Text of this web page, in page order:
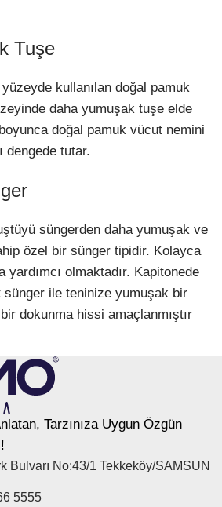
Tuşe
kullanılan doğal pamuk
daha yumuşak tuşe elde
doğal pamuk vücut nemini
dengede tutar.
süngerden daha yumuşak ve
özel bir sünger tipidir. Kolayca
yardımcı olmaktadır. Kapitonede
sünger ile teninize yumuşak bir
dokunma hissi amaçlanmıştır
Tarzınıza Uygun Özgün
Bulvarı No:43/1 Tekkeköy/SAMSUN
5555